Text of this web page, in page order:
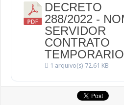
DECRETO
288/2022 -
SERVIDOR
CONTRATO
TEMPORARIO
1 arquivo(s) 72.61 KB